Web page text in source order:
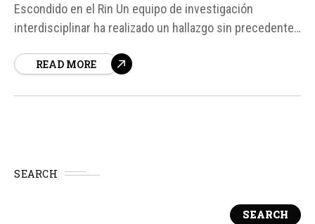
Escondido en el Rin Un equipo de investigación
interdisciplinar ha realizado un hallazgo sin precedentes
inicialmente se pensó que era un meandro abandonado
READ MORE
SEARCH
SEARCH